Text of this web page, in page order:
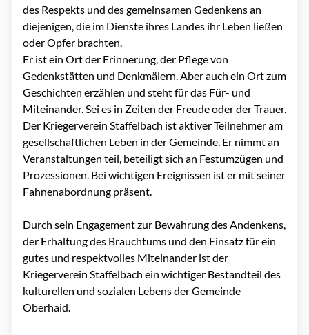
des Respekts und des gemeinsamen Gedenkens an
diejenigen, die im Dienste ihres Landes ihr Leben ließen
oder Opfer brachten.
Er ist ein Ort der Erinnerung, der Pflege von
Gedenkstätten und Denkmälern. Aber auch ein Ort zum
Geschichten erzählen und steht für das Für- und
Miteinander. Sei es in Zeiten der Freude oder der Trauer.
Der Kriegerverein Staffelbach ist aktiver Teilnehmer am
gesellschaftlichen Leben in der Gemeinde. Er nimmt an
Veranstaltungen teil, beteiligt sich an Festumzügen und
Prozessionen. Bei wichtigen Ereignissen ist er mit seiner
Fahnenabordnung präsent.
Durch sein Engagement zur Bewahrung des Andenkens,
der Erhaltung des Brauchtums und den Einsatz für ein
gutes und respektvolles Miteinander ist der
Kriegerverein Staffelbach ein wichtiger Bestandteil des
kulturellen und sozialen Lebens der Gemeinde
Oberhaid.